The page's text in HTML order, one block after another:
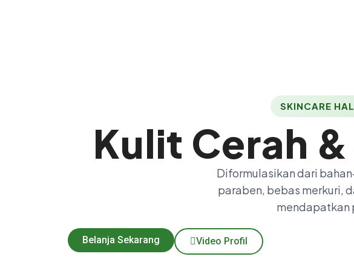
SKINCARE
Kulit Cerah
Diformulasikan dari
paraben, bebas merkuri,
mendapatkan
Belanja Sekarang Video Profil